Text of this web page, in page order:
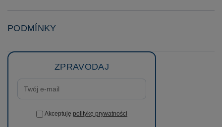
PODMÍNKY
ZPRAVODAJ
Akceptuję politykę prywatności